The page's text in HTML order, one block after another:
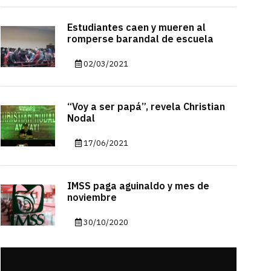
Estudiantes caen y mueren al
romperse barandal de escuela
02/03/2021
“Voy a ser papá”, revela Christian
Nodal
17/06/2021
IMSS paga aguinaldo y mes de
noviembre
30/10/2020